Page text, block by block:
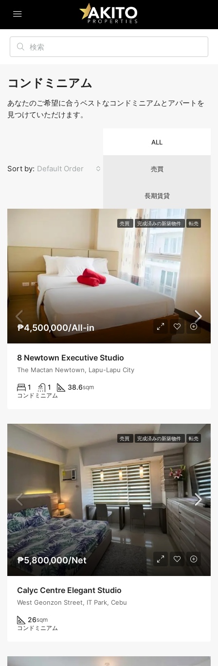
コンドミニアム
あなたのご希望に合うベストなコンドミニアムとアパートを
見つけていただけます。
ALL
売買
長期賃貸
Sort by: Default Order
売買 完成済みの新築物件 転売
₱4,500,000/All-in
8 Newtown Executive Studio
The Mactan Newtown, Lapu-Lapu City
1 1 38.6sqm
コンドミニアム
売買 完成済みの新築物件 転売
₱5,800,000/Net
Calyc Centre Elegant Studio
West Geonzon Street, IT Park, Cebu
26sqm
コンドミニアム